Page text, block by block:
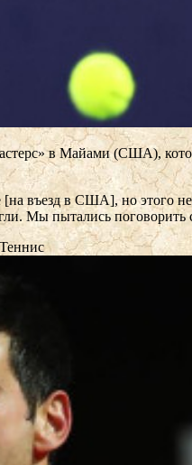
в Майами (США),
въезд в США], но этого
Мы пытались
Теннис